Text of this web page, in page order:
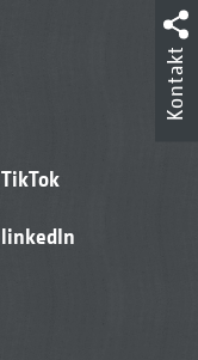
TikTok
linkedIn
Kontakt